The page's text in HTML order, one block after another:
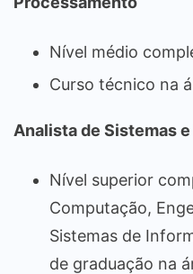
Nível médio
Curso técnico na
Analista de Sistemas
Nível superior
Computação,
Sistemas de
de graduação na